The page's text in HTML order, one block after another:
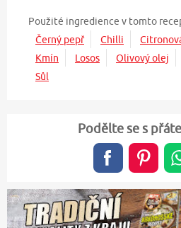
Použité ingredience v tomto
Černý pepř
Chilli
Kmín
Losos Olivový olej
Sůl
Podělte se s